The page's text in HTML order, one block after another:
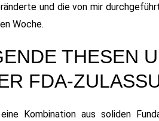
und die von mir
Woche.
THESEN
FDA-
Kombination aus soliden